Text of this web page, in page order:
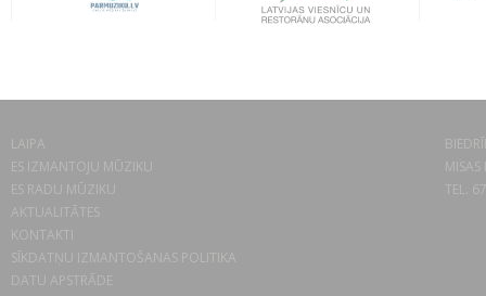
LAIPA
ES IZMANTOJU MŪZIKU
ES RADU MŪZIKU
AKTUALITĀTES
KONTAKTI
SĪKDATŅU IZMANTOŠANAS POLITIKA
DATU APSTRĀDE
TEL.